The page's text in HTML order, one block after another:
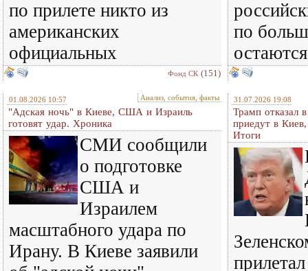
по прилете никто из
американских
официальных
Фонд СК (151)
по
01.08.2026 10:57 Анализ, события, факты
"Адская ночь" в Киеве, США и Израиль
готовят удар. Хроника
СМИ сообщили
о подготовке
США и
Израилем
масштабного удара по
Ирану. В Киеве заявили
31.07.2026 19:08
Трамп отказал
приедут в
Итоги